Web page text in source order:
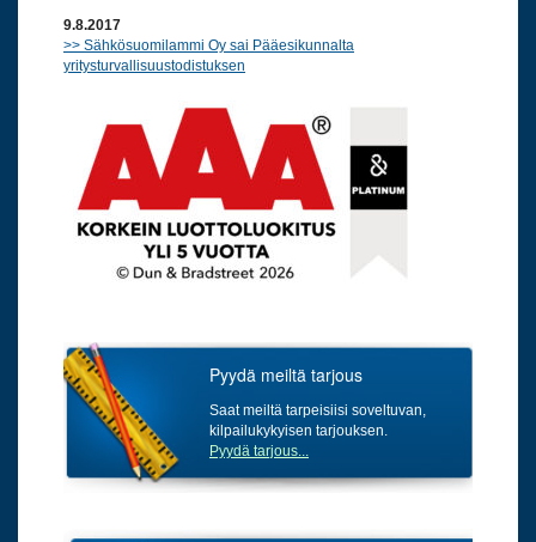
9.8.2017
>> Sähkösuomilammi Oy sai Pääesikunnalta
yritysturvallisuustodistuksen
Pyydä meiltä tarjous
Saat meiltä tarpeisiisi soveltuvan,
kilpailukykyisen tarjouksen.
Pyydä tarjous...